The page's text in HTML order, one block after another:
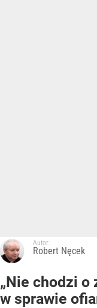
Autor:
Robert Nęcek
„Nie chodzi o
w sprawie